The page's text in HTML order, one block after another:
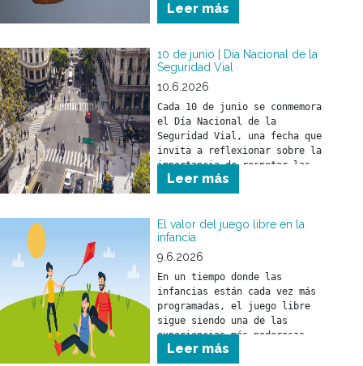
Leer más
10 de junio | Día Nacional de la
Seguridad Vial
10.6.2026
Cada 10 de junio se conmemora
el Día Nacional de la
Seguridad Vial, una fecha que
invita a reflexionar sobre la
importancia de respetar las
normas de tránsito para
prevenir siniestros viales y
personas que circulan por la
vía pública.
Leer más
El valor del juego libre en la
infancia
9.6.2026
En un tiempo donde las
infancias están cada vez más
programadas, el juego libre
sigue siendo una de las
experiencias más poderosas
para el desarrollo de los
Leer más